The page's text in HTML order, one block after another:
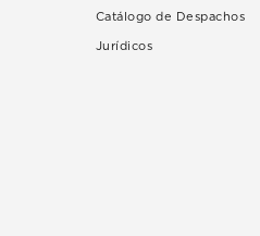
Catálogo de Despachos
Jurídicos